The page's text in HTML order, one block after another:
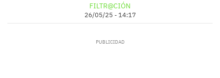
FILTR@CIÓN
26/05/25 - 14:17